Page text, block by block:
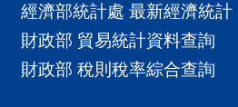
經濟部統計處 最新經濟統計
財政部 貿易統計資料查詢
財政部 稅則稅率綜合查詢